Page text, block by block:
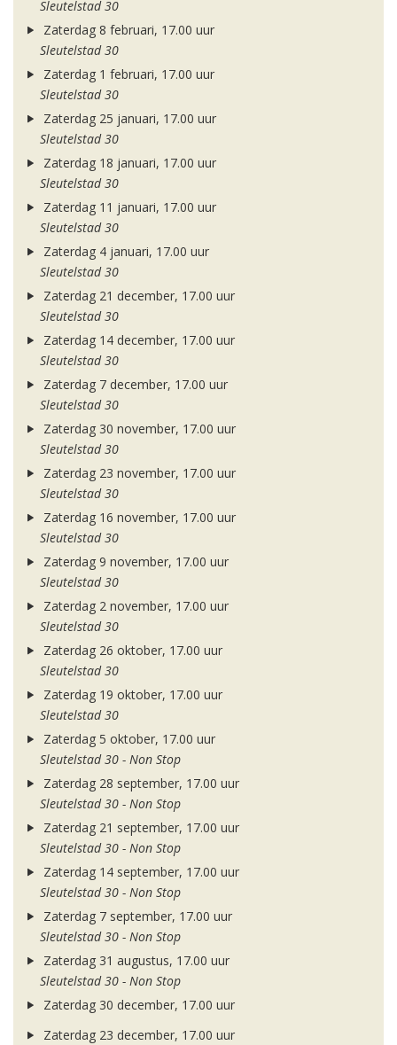
Sleutelstad 30
Zaterdag 8 februari, 17.00 uur
Sleutelstad 30
Zaterdag 1 februari, 17.00 uur
Sleutelstad 30
Zaterdag 25 januari, 17.00 uur
Sleutelstad 30
Zaterdag 18 januari, 17.00 uur
Sleutelstad 30
Zaterdag 11 januari, 17.00 uur
Sleutelstad 30
Zaterdag 4 januari, 17.00 uur
Sleutelstad 30
Zaterdag 21 december, 17.00 uur
Sleutelstad 30
Zaterdag 14 december, 17.00 uur
Sleutelstad 30
Zaterdag 7 december, 17.00 uur
Sleutelstad 30
Zaterdag 30 november, 17.00 uur
Sleutelstad 30
Zaterdag 23 november, 17.00 uur
Sleutelstad 30
Zaterdag 16 november, 17.00 uur
Sleutelstad 30
Zaterdag 9 november, 17.00 uur
Sleutelstad 30
Zaterdag 2 november, 17.00 uur
Sleutelstad 30
Zaterdag 26 oktober, 17.00 uur
Sleutelstad 30
Zaterdag 19 oktober, 17.00 uur
Sleutelstad 30
Zaterdag 5 oktober, 17.00 uur
Sleutelstad 30 - Non Stop
Zaterdag 28 september, 17.00 uur
Sleutelstad 30 - Non Stop
Zaterdag 21 september, 17.00 uur
Sleutelstad 30 - Non Stop
Zaterdag 14 september, 17.00 uur
Sleutelstad 30 - Non Stop
Zaterdag 7 september, 17.00 uur
Sleutelstad 30 - Non Stop
Zaterdag 31 augustus, 17.00 uur
Sleutelstad 30 - Non Stop
Zaterdag 30 december, 17.00 uur
Zaterdag 23 december, 17.00 uur